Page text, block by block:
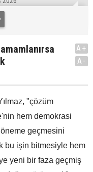
A+
A-
"çözüm
hem demokrasi
geçmesini
bu işin bitmesiyle hem
yeni bir faza geçmiş